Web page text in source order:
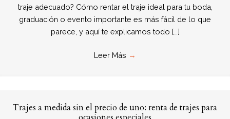
traje adecuado? Cómo rentar el traje ideal para tu boda,
graduación o evento importante es más fácil de lo que
parece, y aquí te explicamos todo […]
Leer Más →
Trajes a medida sin el precio de uno: renta de trajes para